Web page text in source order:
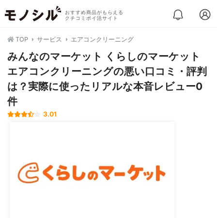
おすすめ商品がもらえる
クチコミポイ活サイト
TOP サービス エアコンクリーニング
みんなのマーケット くらしのマーケット
エアコンクリーニングの悪い口コミ・評判
は？実際に使ったリアルな本音レビュー0
件
3.01